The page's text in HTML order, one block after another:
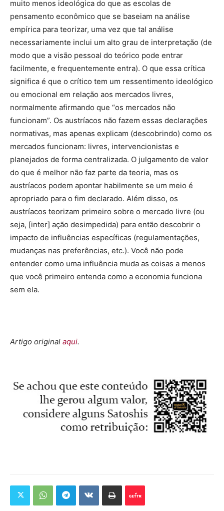
muito menos ideológica do que as escolas de
pensamento econômico que se baseiam na análise
empírica para teorizar, uma vez que tal análise
necessariamente inclui um alto grau de interpretação (de
modo que a visão pessoal do teórico pode entrar
facilmente, e frequentemente entra). O que essa crítica
significa é que o crítico tem um ressentimento ideológico
ou emocional em relação aos mercados livres,
normalmente afirmando que “os mercados não
funcionam”. Os austríacos não fazem essas declarações
normativas, mas apenas explicam (descobrindo) como os
mercados funcionam: livres, intervencionistas e
planejados de forma centralizada. O julgamento de valor
do que é melhor não faz parte da teoria, mas os
austríacos podem apontar habilmente se um meio é
apropriado para o fim declarado. Além disso, os
austríacos teorizam primeiro sobre o mercado livre (ou
seja, [inter] ação desimpedida) para então descobrir o
impacto de influências específicas (regulamentações,
mudanças nas preferências, etc.). Você não pode
entender como uma influência muda as coisas a menos
que você primeiro entenda como a economia funciona
sem ela.
Artigo original aqui.